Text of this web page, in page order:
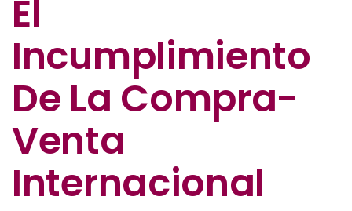
El
Incumplimiento
De La Compra-
Venta
Internacional